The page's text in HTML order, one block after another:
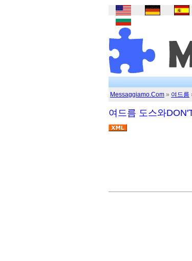
Messaggiamo.Com » 여드름
여드름 도스와